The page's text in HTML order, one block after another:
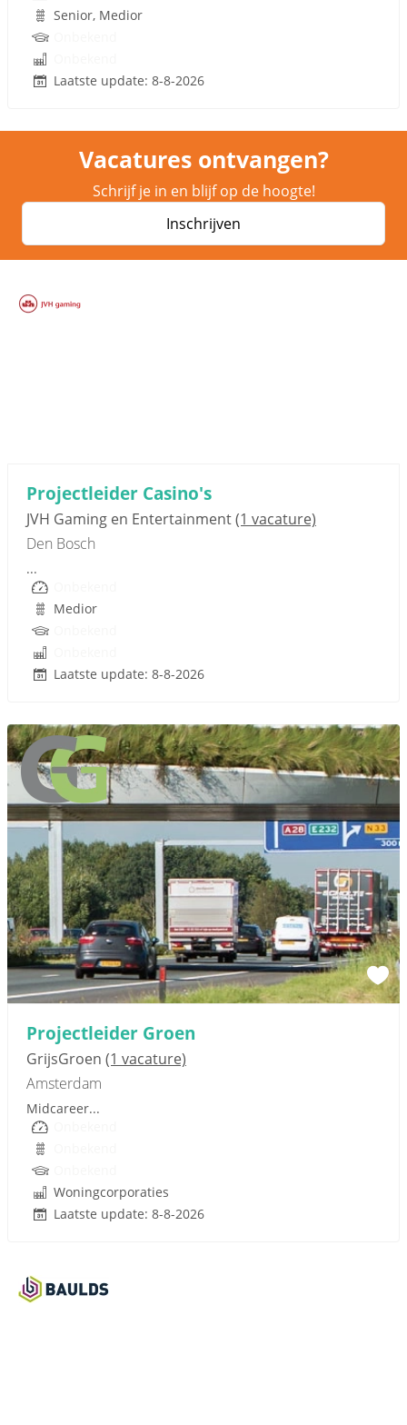
Senior, Medior
Laatste update: 8-8-2026
Vacatures ontvangen?
Schrijf je in en blijf op de hoogte!
Inschrijven
Projectleider Casino's
JVH Gaming en Entertainment(1 vacature)
Den Bosch
...
Medior
Laatste update: 8-8-2026
Projectleider Groen
GrijsGroen (1 vacature)
Amsterdam
Sponsored link
Midcareer...
Woningcorporaties
Laatste update: 8-8-2026